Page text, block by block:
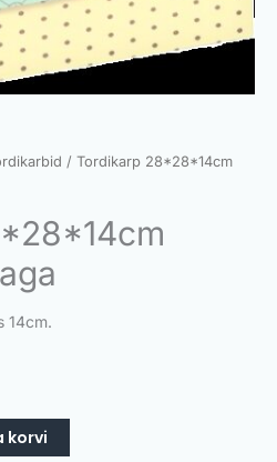
/ Tordikarp 28*28*14cm
14cm.
korvi